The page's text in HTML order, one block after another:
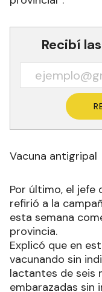
Recibí
Vacuna antigripal
Por último, el jefe
refirió a la
esta semana
provincia.
Explicó que en
vacunando sin
lactantes de seis
embarazadas sin